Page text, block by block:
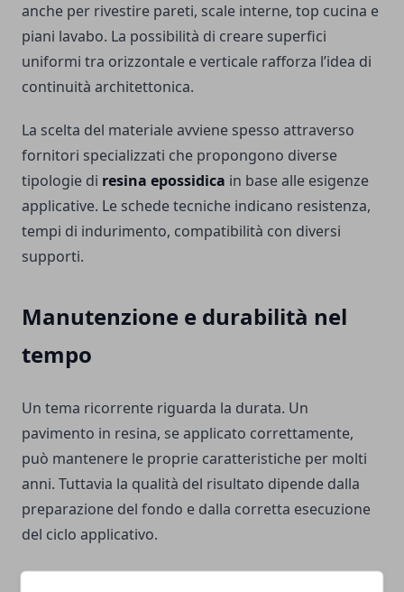
anche per rivestire pareti, scale interne, top cucina e
piani lavabo. La possibilità di creare superfici
uniformi tra orizzontale e verticale rafforza l’idea di
continuità architettonica.
La scelta del materiale avviene spesso attraverso
fornitori specializzati che propongono diverse
tipologie di resina epossidica in base alle esigenze
applicative. Le schede tecniche indicano resistenza,
tempi di indurimento, compatibilità con diversi
supporti.
Manutenzione e durabilità nel
tempo
Un tema ricorrente riguarda la durata. Un
pavimento in resina, se applicato correttamente,
può mantenere le proprie caratteristiche per molti
anni. Tuttavia la qualità del risultato dipende dalla
preparazione del fondo e dalla corretta esecuzione
del ciclo applicativo.
Graffi superficiali o segni d’usura possono